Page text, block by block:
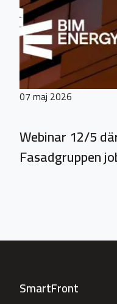
07 maj 2026
Webinar 12/5
Fasadgruppen
SmartFront